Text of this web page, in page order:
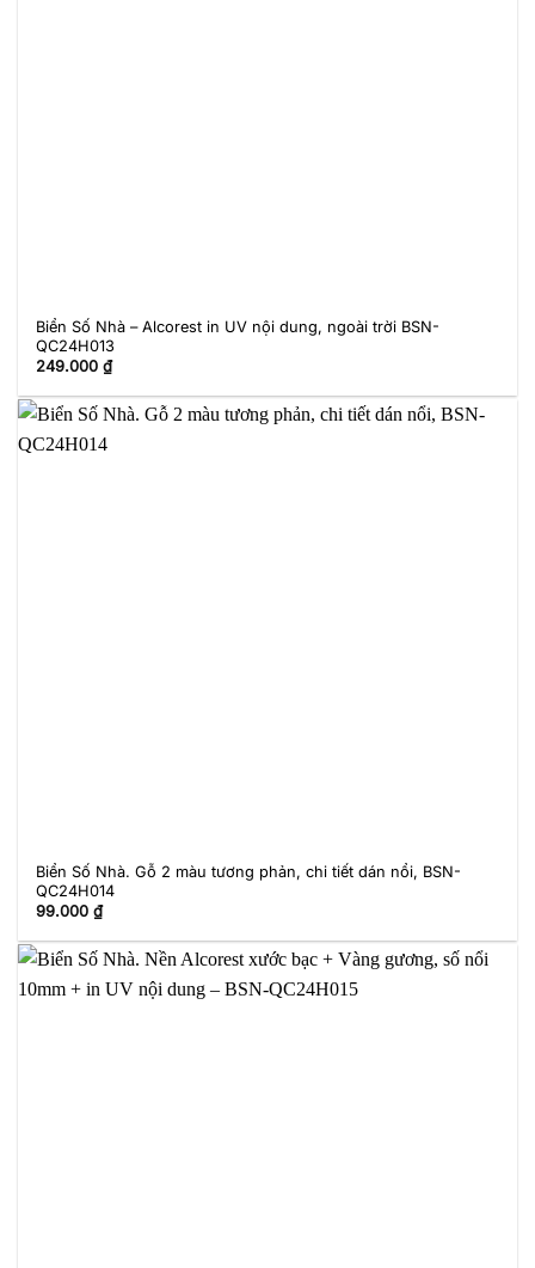
Biển Số Nhà – Alcorest in UV nội dung, ngoài trời BSN-
QC24H013
249.000₫
Biển Số Nhà. Gỗ 2 màu tương phản, chi tiết dán nổi, BSN-
QC24H014
99.000₫